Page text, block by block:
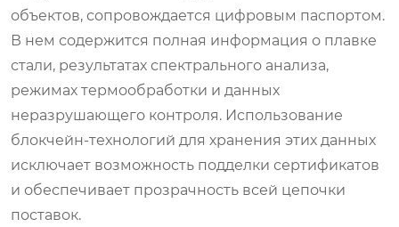
объектов, сопровождается цифровым паспортом.
В нем содержится полная информация о плавке
стали, результатах спектрального анализа,
режимах термообработки и данных
неразрушающего контроля. Использование
блокчейн-технологий для хранения этих данных
исключает возможность подделки сертификатов
и обеспечивает прозрачность всей цепочки
поставок.